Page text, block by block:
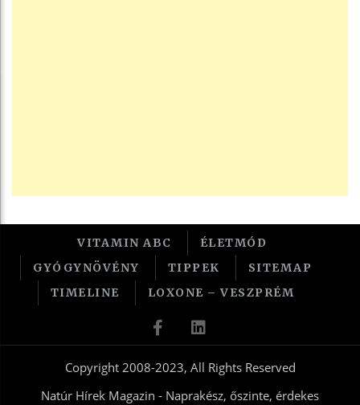
VITAMIN ABC
ÉLETMÓD
GYÓGYNÖVÉNY
TIPPEK
SITEMAP
TIMELINE
LOXONE – VESZPRÉM
Copyright 2008-2023, All Rights Reserved
Natúr Hírek Magazin - Naprakész, őszinte, érdekes